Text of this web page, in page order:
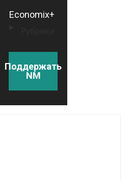
Economix+
Поддержать
NM